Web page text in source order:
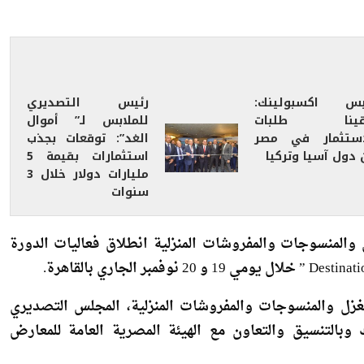
طلبات
في مصر
دول آسيا وتركيا
للملابس لـ” أموال
الغد”: توقعات بجذب
استثمارات بقيمة 5
مليارات دولار خلال 3
سنوات
والمفروشات المنزلية انطلاق فعاليات الدورة
والمفروشات المنزلية، المجلس التصديري
والتعاون مع الهيئة المصرية العامة للمعارض